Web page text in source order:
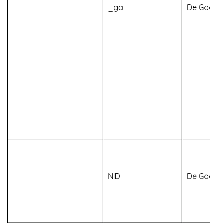
_ga De
NID De